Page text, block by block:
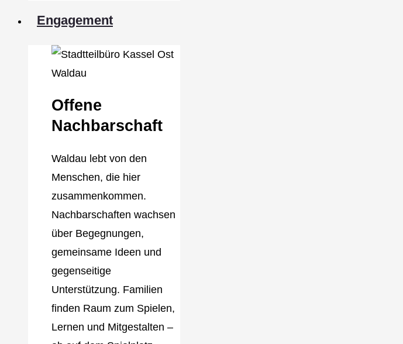
Engagement
Offene
Nachbarschaft
Waldau lebt von den
Menschen, die hier
zusammenkommen.
Nachbarschaften wachsen
über Begegnungen,
gemeinsame Ideen und
gegenseitige
Unterstützung. Familien
finden Raum zum Spielen,
Lernen und Mitgestalten –